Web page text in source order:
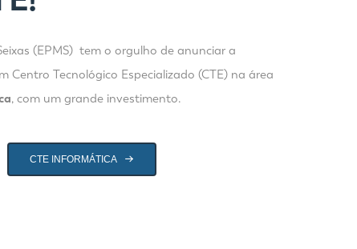
(EPMS) tem o orgulho de anunciar a
Tecnológico Especializado (CTE) na área
, com um grande investimento.
CTE INFORMÁTICA